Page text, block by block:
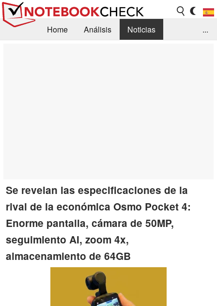
Home Análisis
Noticias
...
Se revelan las especificaciones de la
rival de la económica Osmo Pocket 4:
Enorme pantalla, cámara de 50MP,
seguimiento AI, zoom 4x,
almacenamiento de 64GB